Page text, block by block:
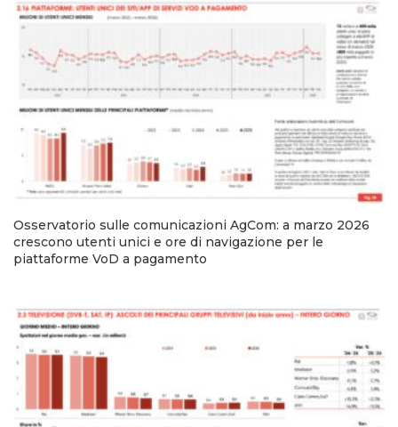
Osservatorio sulle comunicazioni AgCom: a marzo 2026
crescono utenti unici e ore di navigazione per le
piattaforme VoD a pagamento